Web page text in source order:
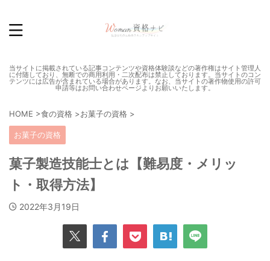
当サイトに掲載されている記事コンテンツや資格体験談などの著作権はサイト管理人
に付随しており、無断での商用利用・二次配布は禁止しております。当サイトのコン
テンツには広告が含まれている場合があります。なお、当サイトの著作物使用の許可
申請等はお問い合わせページよりお願いいたします。
HOME >食の資格 >お菓子の資格 >
お菓子の資格
菓子製造技能士とは【難易度・メリッ
ト・取得方法】
2022年3月19日